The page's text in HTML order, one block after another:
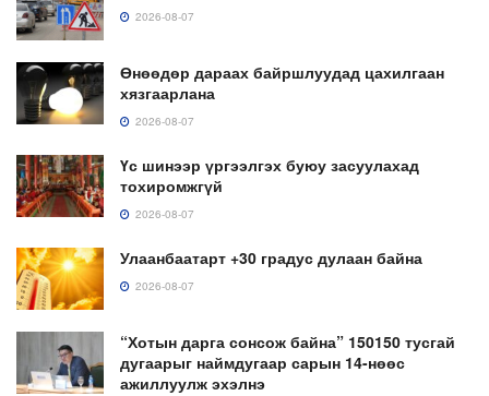
2026-08-07
Өнөөдөр дараах байршлуудад цахилгаан
хязгаарлана
2026-08-07
Үс шинээр үргээлгэх буюу засуулахад
тохиромжгүй
2026-08-07
Улаанбаатарт +30 градус дулаан байна
2026-08-07
“Хотын дарга сонсож байна” 150150 тусгай
дугаарыг наймдугаар сарын 14-нөөс
ажиллуулж эхэлнэ